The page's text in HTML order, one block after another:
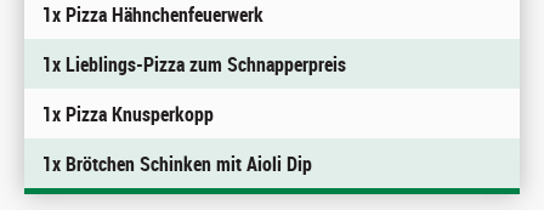
1x Pizza Hähnchenfeuerwerk
1x Lieblings-Pizza zum Schnapperpreis
1x Pizza Knusperkopp
1x Brötchen Schinken mit Aioli Dip